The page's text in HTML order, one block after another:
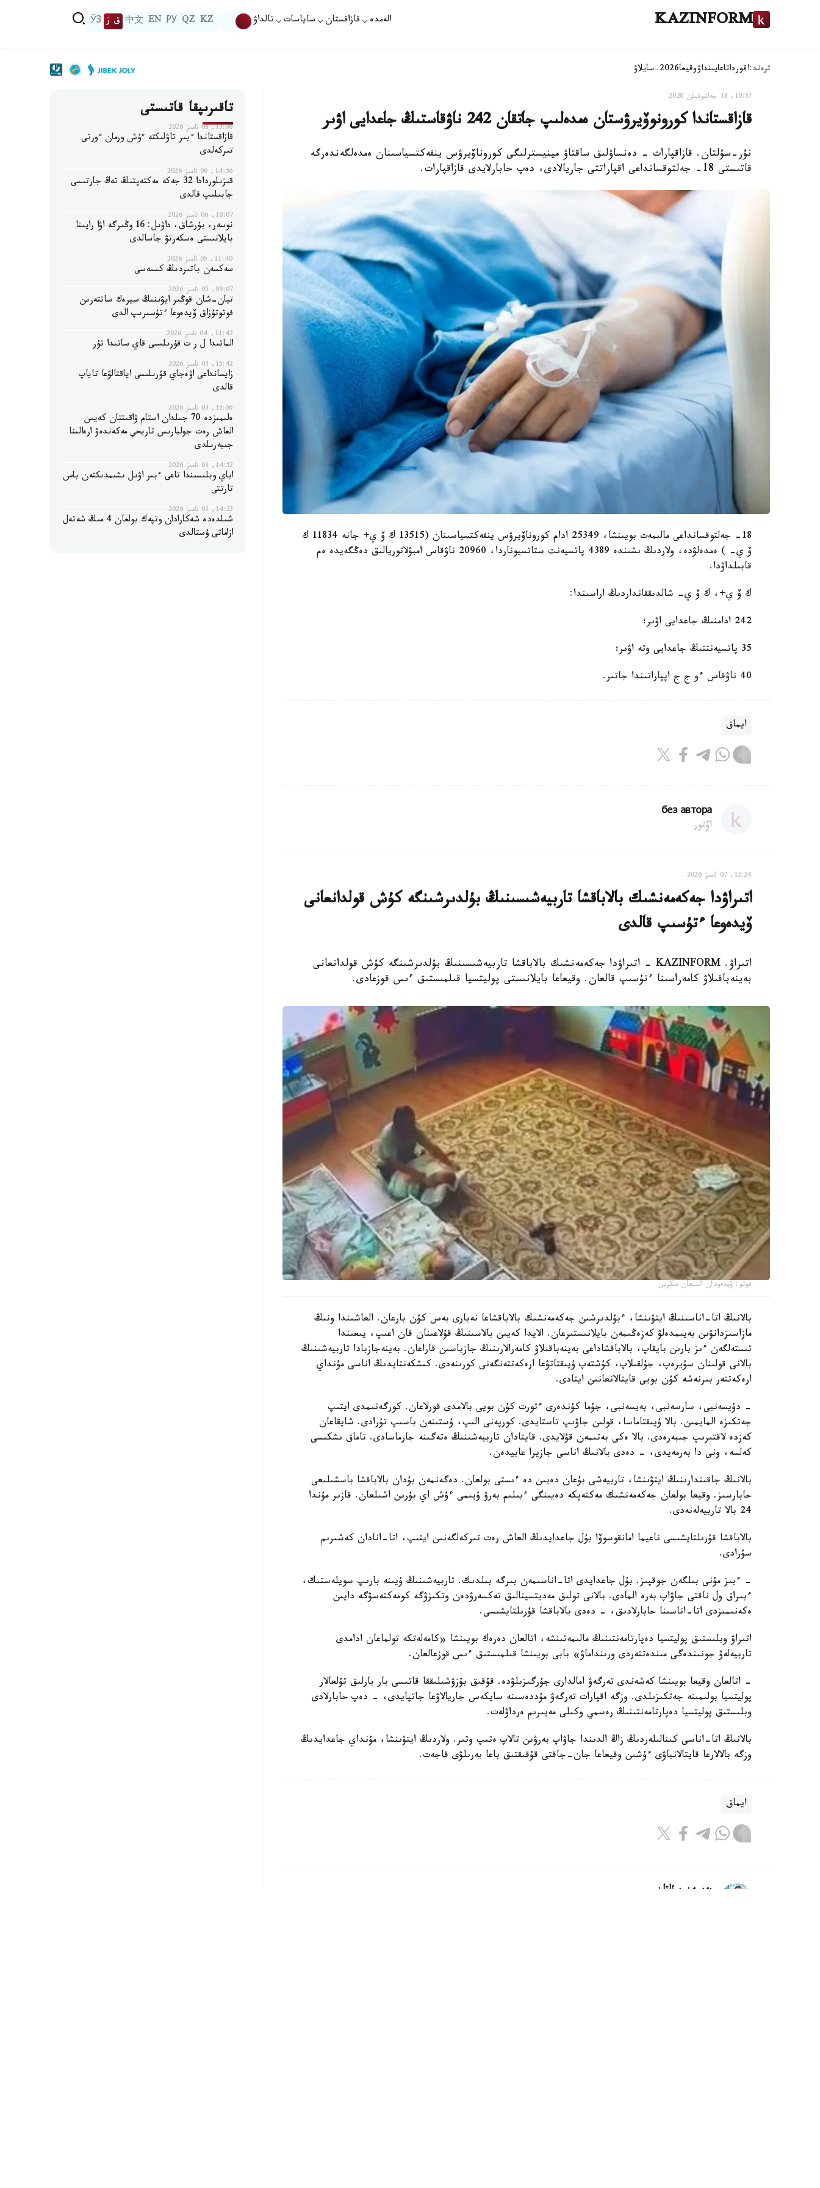
KAZINFORM الەمدە قازاقستان ساياسات تالداۋ KZ
QZ
РУ
EN
中文 ق ز ЎЗ
ترەند:اقورداتاعايىنداۋوقيعا2026-سايلاۋ
10:57, 18 جەلتوقسان 2020
قازاقستاندا كورونوۆيرۋستان ەمدەلىپ جاتقان 242 ناۋقاستىڭ جاعدايى اۋىر
نۇر-سۇلتان. قازاقپارات - دەنساۋلىق ساقتاۋ مينيسترلىگى كوروناۆيرۋس ينفەكتسياسىنان ەمدەلگەندەرگە
قاتىستى 18- جەلتوقسانداعى اقپاراتتى جاريالادى، دەپ حابارلايدى قازاقپارات.
18- جەلتوقسانداعى مالىمەت بويىنشا، 25349 ادام كوروناۆيرۋس ينفەكتسياسىنان (13515 ك ۆ ي+ جانە 11834 ك
ۆ ي- ) ەمدەلۋدە، ولاردىڭ ىشىندە 4389 پاتسيەنت ستاتسيوناردا، 20960 ناۋقاس امبۋلاتوريالىق دەڭگەيدە ەم
قابىلداۋدا.
ك ۆ ي+، ك ۆ ي- شالدىققانداردىڭ اراسىندا:
242 ادامنىڭ جاعدايى اۋىر؛
35 پاتسيەنتتىڭ جاعدايى وتە اۋىر؛
40 ناۋقاس ءو ج ج اپپاراتىندا جاتىر.
ايماق
без автора
اۆتور
12:24, 07 تامىز 2026
اتىراۋدا جەكەمەنشىك بالاباقشا تاربيەشىسىنىڭ بۇلدىرشىنگە كۇش قولدانعانى
ۆيدەوعا ءتۇسىپ قالدى
اتىراۋ. KAZINFORM - اتىراۋدا جەكەمەنشىك بالاباقشا تاربيەشىسىنىڭ بۇلدىرشىنگە كۇش قولدانعانى
بەينەباقىلاۋ كامەراسىنا ءتۇسىپ قالعان. وقيعاعا بايلانىستى پوليتسيا قىلمىستىق ءىس قوزعادى.
فوتو: ۆيدەودان الىنعان سكرين
بالانىڭ اتا-اناسىنىڭ ايتۋىنشا، ءبۇلدىرشىن جەكەمەنشىك بالاباقشاعا نەبارى بەس كۇن بارعان. العاشىندا ونىڭ
مازاسىزدانۋىن بەيىمدەلۋ كەزەڭىمەن بايلانىستىرعان. الايدا كەيىن بالاسىنىڭ قۇلاعىنان قان اعىپ، يىعىندا
تىستەلگەن ءىز بارىن بايقاپ، بالاباقشاداعى بەينەباقىلاۋ كامەرالارىنىڭ جازباسىن قاراعان. بەينەجازبادا تاربيەشىنىڭ
بالانى قولىنان سۇيرەپ، جۇلقىلاپ، كۇشتەپ ۇيىقتاتۋعا ارەكەتتەنگەنى كورىنەدى. كىشكەنتايدىڭ اناسى مۇنداي
ارەكەتتەر بىرنەشە كۇن بويى قايتالانعانىن ايتادى.
- دۇيسەنبى، سارسەنبى، بەيسەنبى، جۇما كۇندەرى ءتورت كۇن بويى بالامدى قورلاعان. كورگەنىمدى ايتىپ
جەتكىزە المايمىن. بالا ۇيىقتاماسا، قولىن جاۋىپ تاستايدى. كورپەنى الىپ، ۇستىنەن باسىپ تۇرادى. شايقاعان
كەزدە لاقتىرىپ جىبەرەدى. بالا ەكى بەتىمەن قۇلايدى. قايتادان تاربيەشىنىڭ ەتەگىنە جارماسادى. تاماق ىشكىسى
كەلسە، ونى دا بەرمەيدى، - دەدى بالانىڭ اناسى جازيرا عابيدەن.
بالانىڭ جاقىندارىنىڭ ايتۋىنشا، تاربيەشى بۇعان دەيىن دە ءىستى بولعان. دەگەنمەن بۇدان بالاباقشا باسشىلىعى
حابارسىز. وقيعا بولعان جەكەمەنشىك مەكتەپكە دەيىنگى ءبىلىم بەرۋ ۇيىمى ءۇش اي بۇرىن اشىلعان. قازىر مۇندا
24 بالا تاربيەلەنەدى.
بالاباقشا قۇرىلتايشىسى ناعيما امانقوسوۆا بۇل جاعدايدىڭ العاش رەت تىركەلگەنىن ايتىپ، اتا-انادان كەشىرىم
سۇرادى.
- ءبىز مۇنى بىلگەن جوقپىز. بۇل جاعدايدى اتا-اناسىمەن بىرگە بىلدىك. تاربيەشىنىڭ ۇيىنە بارىپ سويلەستىك،
ءبىراق ول ناقتى جاۋاپ بەرە المادى. بالانى تولىق مەديتسينالىق تەكسەرۋدەن وتكىزۋگە كومەكتەسۋگە دايىن
ەكەنىمىزدى اتا-اناسىنا حابارلادىق، - دەدى بالاباقشا قۇرىلتايشىسى.
اتىراۋ وبلىستىق پوليتسيا دەپارتامەنتىنىڭ مالىمەتىنشە، اتالعان دەرەك بويىنشا «كامەلەتكە تولماعان ادامدى
تاربيەلەۋ جونىندەگى مىندەتتەردى ورىنداماۋ» بابى بويىنشا قىلمىستىق ءىس قوزعالعان.
- اتالعان وقيعا بويىنشا كەشەندى تەرگەۋ امالدارى جۇرگىزىلۋدە. قۇقىق بۇزۋشىلىققا قاتىسى بار بارلىق تۇلعالار
پوليتسيا بولىمىنە جەتكىزىلدى. وزگە اقپارات تەرگەۋ مۇددەسىنە سايكەس جاريالاۋعا جاتپايدى، - دەپ حابارلادى
وبلىستىق پوليتسيا دەپارتامەنتىنىڭ رەسمي وكىلى مەيىرىم ەرداۋلەت.
بالانىڭ اتا-اناسى كىنالىلەردىڭ زاڭ الدىندا جاۋاپ بەرۋىن تالاپ ەتىپ وتىر. ولاردىڭ ايتۋىنشا، مۇنداي جاعدايدىڭ
وزگە بالالارعا قايتالانباۋى ءۇشىن وقيعاعا جان-جاقتى قۇقىقتىق باعا بەرىلۋى قاجەت.
ايماق
بەيسەن سۇلتان
تاقىرىپقا قاتىستى
13:06, 08 تامىز 2026
قازاقستاندا ءبىر تاۋلىكتە ءۇش ورمان ءورتى
تىركەلدى
14:56, 06 تامىز 2026
قىزىلوردادا 32 جەكە مەكتەپتىڭ تەڭ جارتىسى
جابىلىپ قالدى
10:07, 06 تامىز 2026
نوسەر، بۇرشاق، داۋىل: 16 وڭىرگە اۋا رايىنا
بايلانىستى ەسكەرتۋ جاسالدى
11:40, 05 تامىز 2026
سەكسەن باتىردىڭ كىسەسى
09:07, 05 تامىز 2026
تيان-شان قوڭىر ايۋىنىڭ سيرەك ساتتەرىن
فوتوتۇزاق ۆيدەوعا ءتۇسىرىپ الدى
11:42, 04 تامىز 2026
الماتىدا ل ر ت قۇرىلىسى قاي ساتىدا تۇر
15:42, 03 تامىز 2026
زايسانداعى اۋەجاي قۇرىلىسى اياقتالۋعا تاياپ
قالدى
15:06, 03 تامىز 2026
ەلىمىزدە 70 جىلدان استام ۋاقىتتان كەيىن
العاش رەت جولبارىس تاريحي مەكەندەۋ ارەالىنا
جىبەرىلدى
14:52, 03 تامىز 2026
اباي وبلىسىندا تاعى ءبىر اۋىل ىشىمدىكتەن باس
تارتتى
14:23, 03 تامىز 2026
شىلدەدە شەكارادان وتپەك بولعان 4 مىڭ شەتەل
ازاماتى ۇستالدى